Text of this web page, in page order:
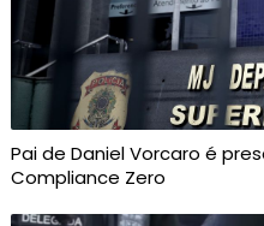
Pai de Daniel Vorcaro é
Compliance Zero